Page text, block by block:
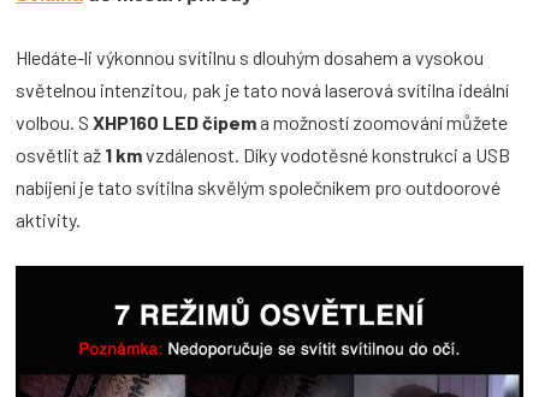
Hledáte-li výkonnou svítilnu s dlouhým dosahem a vysokou
světelnou intenzitou, pak je tato nová laserová svítilna ideální
volbou. S XHP160 LED čipem a možností zoomování můžete
osvětlit až 1 kmvzdálenost. Díky vodotěsné konstrukci a USB
nabíjení je tato svítilna skvělým společníkem pro outdoorové
aktivity.